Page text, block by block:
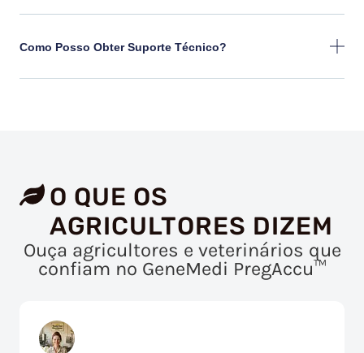
Como Posso Obter Suporte Técnico?
O QUE OS
AGRICULTORES DIZEM
Ouça agricultores e veterinários que
confiam no GeneMedi PregAccu™